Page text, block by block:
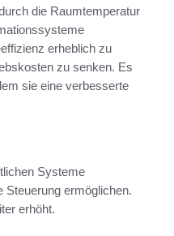
die Raumtemperatur
erheblich zu
zu senken. Es
sie eine verbesserte
Systeme
Steuerung ermöglichen.
erhöht.